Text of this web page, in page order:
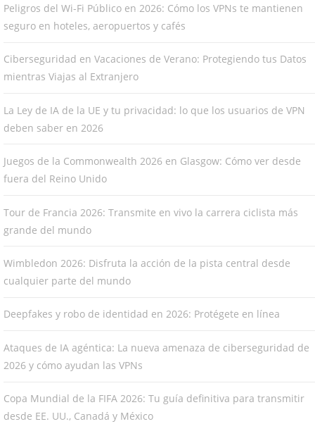
Peligros del Wi-Fi Público en 2026: Cómo los VPNs te mantienen
seguro en hoteles, aeropuertos y cafés
Ciberseguridad en Vacaciones de Verano: Protegiendo tus Datos
mientras Viajas al Extranjero
La Ley de IA de la UE y tu privacidad: lo que los usuarios de VPN
deben saber en 2026
Juegos de la Commonwealth 2026 en Glasgow: Cómo ver desde
fuera del Reino Unido
Tour de Francia 2026: Transmite en vivo la carrera ciclista más
grande del mundo
Wimbledon 2026: Disfruta la acción de la pista central desde
cualquier parte del mundo
Deepfakes y robo de identidad en 2026: Protégete en línea
Ataques de IA agéntica: La nueva amenaza de ciberseguridad de
2026 y cómo ayudan las VPNs
Copa Mundial de la FIFA 2026: Tu guía definitiva para transmitir
desde EE. UU., Canadá y México